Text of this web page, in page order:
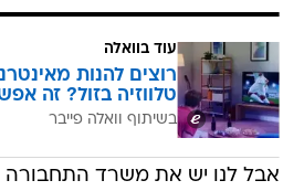
עוד בוואלה
רוצים להנות
טלווזיה בזול? זה
בשיתוף וואלה פייבר
אבל לנו יש את משרד התחבורה